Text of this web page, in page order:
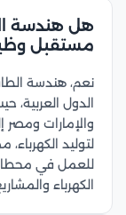
هل هندسة
مستقبل
نعم، هندسة
الدول
والإمارات ومصر
لتوليد
للعمل في
الكهرباء